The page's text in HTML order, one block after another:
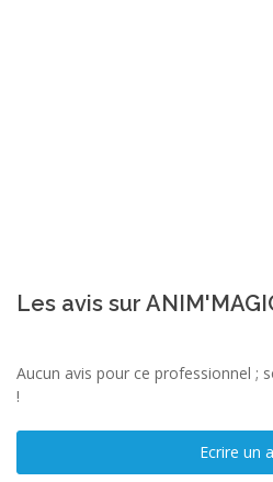
Les avis sur
Aucun avis pour ce professionnel ;
!
Ecrire un